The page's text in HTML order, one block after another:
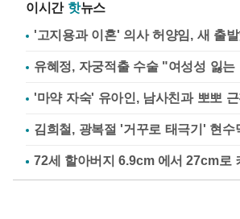
이시간 핫뉴스
'고지용과 이혼' 의사 허양임, 새 출
유혜정, 자궁적출 수술 "여성성 잃
'마약 자숙' 유아인, 남사친과 뽀뽀
김희철, 광복절 '거꾸로 태극기' 현